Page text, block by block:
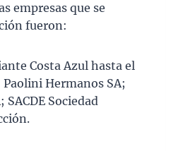
empresas que se
fueron:
Costa Azul hasta el
Paolini Hermanos SA;
SACDE Sociedad